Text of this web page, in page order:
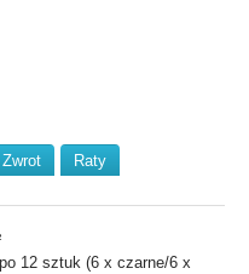
Zwrot
Raty
12 sztuk (6 x czarne/6 x